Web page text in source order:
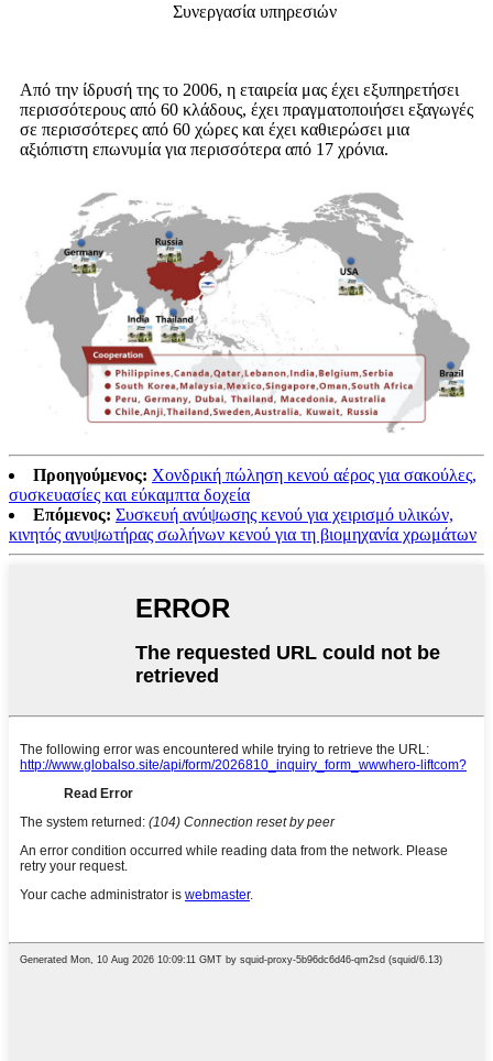
Συνεργασία υπηρεσιών
Από την ίδρυσή της το 2006, η εταιρεία μας έχει εξυπηρετήσει
περισσότερους από 60 κλάδους, έχει πραγματοποιήσει εξαγωγές
σε περισσότερες από 60 χώρες και έχει καθιερώσει μια
αξιόπιστη επωνυμία για περισσότερα από 17 χρόνια.
Προηγούμενος: Χονδρική πώληση κενού αέρος για σακούλες,
συσκευασίες και εύκαμπτα δοχεία
Επόμενος: Συσκευή ανύψωσης κενού για χειρισμό υλικών,
κινητός ανυψωτήρας σωλήνων κενού για τη βιομηχανία χρωμάτων